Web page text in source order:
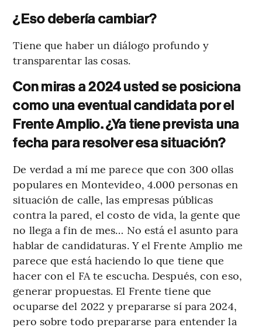
¿Eso debería cambiar?
Tiene que haber un diálogo profundo y
transparentar las cosas.
Con miras a 2024 usted se posiciona
como una eventual candidata por el
Frente Amplio. ¿Ya tiene prevista una
fecha para resolver esa situación?
De verdad a mí me parece que con 300 ollas
populares en Montevideo, 4.000 personas en
situación de calle, las empresas públicas
contra la pared, el costo de vida, la gente que
no llega a fin de mes… No está el asunto para
hablar de candidaturas. Y el Frente Amplio me
parece que está haciendo lo que tiene que
hacer con el FA te escucha. Después, con eso,
generar propuestas. El Frente tiene que
ocuparse del 2022 y prepararse sí para 2024,
pero sobre todo prepararse para entender la